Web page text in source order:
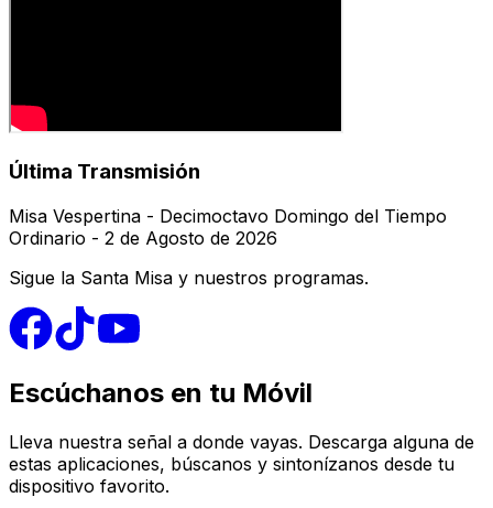
Última Transmisión
Misa Vespertina - Decimoctavo Domingo del Tiempo
Ordinario - 2 de Agosto de 2026
Sigue la Santa Misa y nuestros programas.
Escúchanos en tu Móvil
Lleva nuestra señal a donde vayas. Descarga alguna de
estas aplicaciones, búscanos y sintonízanos desde tu
dispositivo favorito.